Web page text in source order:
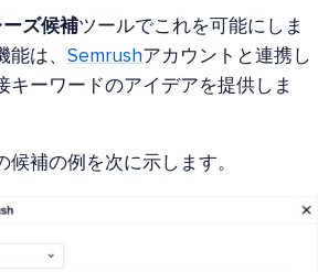
ズ候補ツールでこれを可能にしま
は、 Semrushアカウントと連携し
キーワードのアイデアを提供しま
補の例を次に示します。